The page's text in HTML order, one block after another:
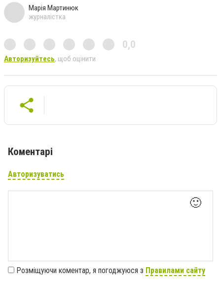
Марія Мартинюк
журналістка
0,0
Авторизуйтесь, щоб оцінити
Коментарі
Авторизуватись
🙂
Розміщуючи коментар, я погоджуюся з Правилами сайту